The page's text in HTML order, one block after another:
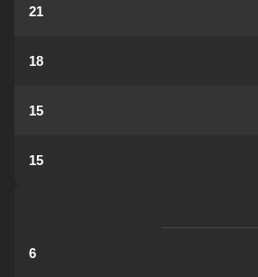
21
18
15
15
6